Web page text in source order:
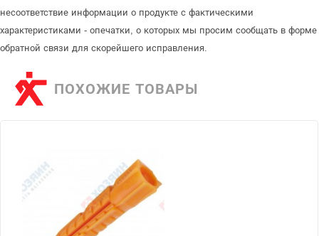
несоответствие информации о продукте с фактическими
характеристиками - опечатки, о которых мы просим сообщать в форме
обратной связи для скорейшего исправления.
ПОХОЖИЕ ТОВАРЫ